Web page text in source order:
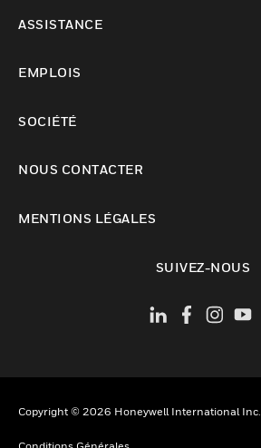
ASSISTANCE
EMPLOIS
SOCIÉTÉ
NOUS CONTACTER
MENTIONS LÉGALES
SUIVEZ-NOUS
Copyright © 2026 Honeywell International Inc.